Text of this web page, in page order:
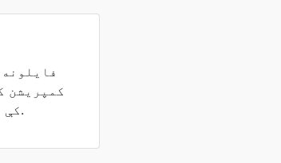
کمپریشن
کې د فایلونو کوچنۍ اندازې چمتو کوي.